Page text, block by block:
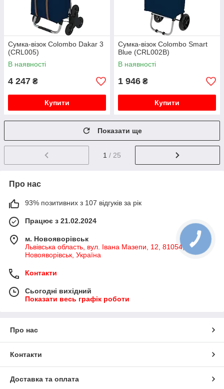
Сумка-візок Colombo Dakar 3
(CRL005)
В наявності
4 247 ₴
Купити
Сумка-візок Colombo Smart
Blue (CRL002B)
В наявності
1 946 ₴
Купити
Показати ще
1 / 25
Про нас
93% позитивних з 107 відгуків за рік
Працює з 21.02.2024
м. Новояворівськ
Львівська область, вул. Івана Мазепи, 12, 81054,
Новояворівськ, Україна
Контакти
Сьогодні вихідний
Показати весь графік роботи
Про нас
Контакти
Доставка та оплата